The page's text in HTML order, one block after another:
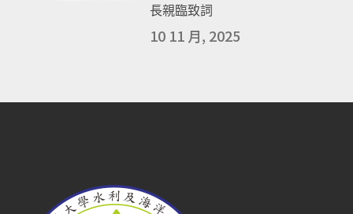
長親臨致詞
10 11 月, 2025